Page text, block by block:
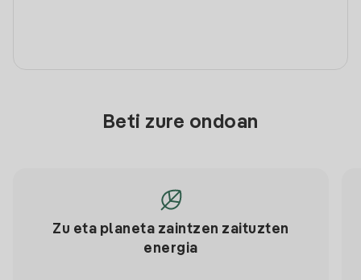
Beti zure ondoan
Zu eta planeta zaintzen zaituzten
energia